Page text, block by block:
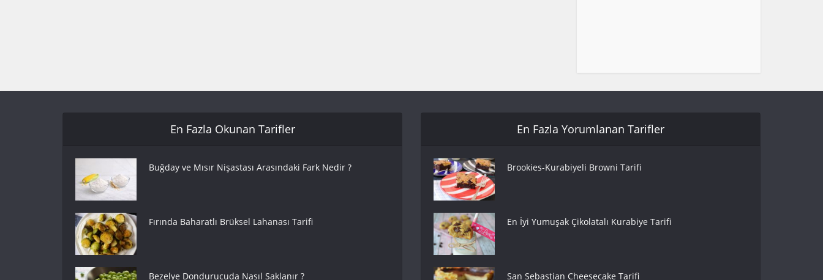
En Fazla Okunan Tarifler
Buğday ve Mısır Nişastası Arasındaki Fark Nedir ?
Fırında Baharatlı Brüksel Lahanası Tarifi
Bezelye Dondurucuda Nasıl Saklanır ?
En Fazla Yorumlanan Tarifler
Brookies-Kurabiyeli Browni Tarifi
En İyi Yumuşak Çikolatalı Kurabiye Tarifi
San Sebastian Cheesecake Tarifi